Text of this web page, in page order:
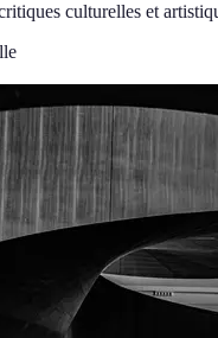
culturelles et